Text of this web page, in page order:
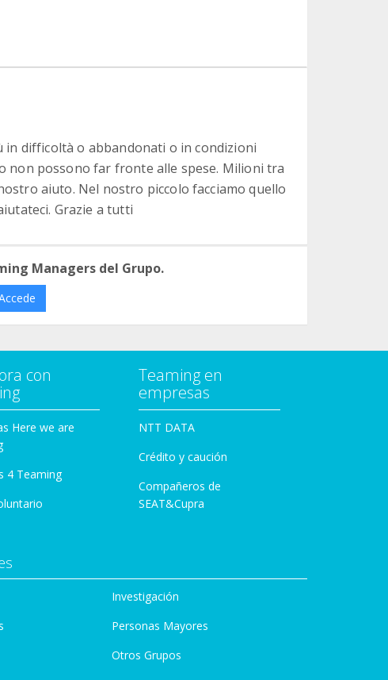
in difficoltà o abbandonati o in condizioni
possono far fronte alle spese. Milioni tra
aiuto. Nel nostro piccolo facciamo quello
Grazie a tutti
Managers del Grupo.
con
Here we are
4 Teaming
Teaming en
empresas
NTT DATA
Crédito y caución
Compañeros de
SEAT&Cupra
Investigación
Personas Mayores
Otros Grupos